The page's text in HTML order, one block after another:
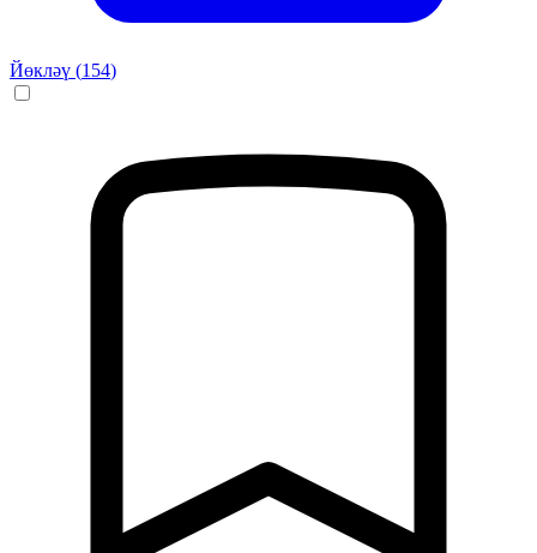
Йөкләү (154)